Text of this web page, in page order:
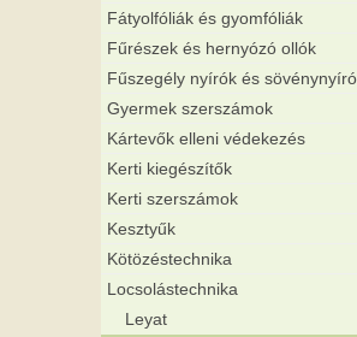
Fátyolfóliák és gyomfóliák
Fűrészek és hernyózó ollók
Fűszegély nyírók és
Gyermek szerszámok
Kártevők elleni védekezés
Kerti kiegészítők
Kerti szerszámok
Kesztyűk
Kötözéstechnika
Locsolástechnika
Leyat